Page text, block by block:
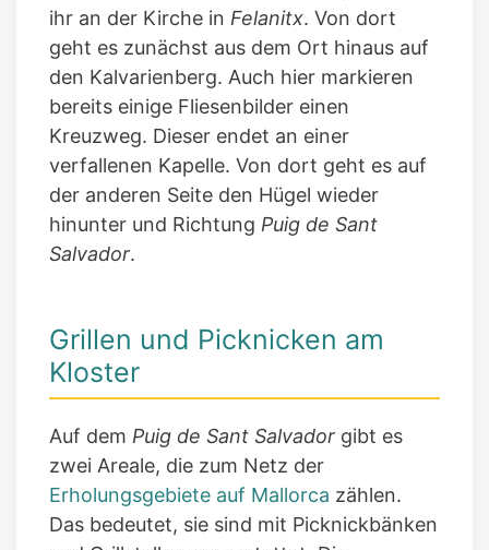
ihr an der Kirche in Felanitx. Von dort
geht es zunächst aus dem Ort hinaus auf
den Kalvarienberg. Auch hier markieren
bereits einige Fliesenbilder einen
Kreuzweg. Dieser endet an einer
verfallenen Kapelle. Von dort geht es auf
der anderen Seite den Hügel wieder
hinunter und Richtung Puig de Sant
Salvador.
Grillen und Picknicken am
Kloster
Auf dem Puig de Sant Salvador gibt es
zwei Areale, die zum Netz der
Erholungsgebiete auf Mallorca zählen.
Das bedeutet, sie sind mit Picknickbänken